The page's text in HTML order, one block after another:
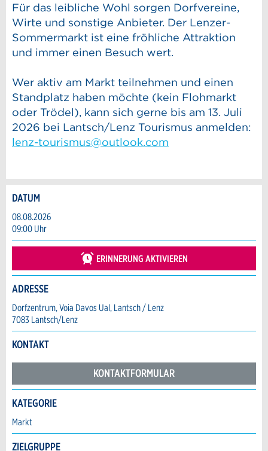
Für das leibliche Wohl sorgen Dorfvereine,
Wirte und sonstige Anbieter. Der Lenzer-
Sommermarkt ist eine fröhliche Attraktion
und immer einen Besuch wert.
Wer aktiv am Markt teilnehmen und einen
Standplatz haben möchte (kein Flohmarkt
oder Trödel), kann sich gerne bis am 13. Juli
2026 bei Lantsch/Lenz Tourismus anmelden:
lenz-tourismus@outlook.com
Anzeige beanstanden
Ihr Feedback wird sehr geschätzt!
Allgemeines Feedback
Anzeige nicht mehr gültig
Anzeige unvollständig
Anzeige weiterempfehlen
Empfehlen Sie diese Anzeige an Freunde
* Eingabe erforderlich
Reservation
Veranstaltungsdatum *:
Anzahl der Teilnehmer *:
Vorname / Nachname *:
Firma / Organisation:
Adresszusatz:
DATUM
08.08.2026
09:00 Uhr
ERINNERUNG AKTIVIEREN
ADRESSE
Dorfzentrum, Voia Davos Ual, Lantsch / Lenz
7083 Lantsch/Lenz
KONTAKT
KONTAKTFORMULAR
Kontakt
Verfassen Sie eine Nachricht für die Kontaktpersonen dieser
KATEGORIE
Markt
ZIELGRUPPE